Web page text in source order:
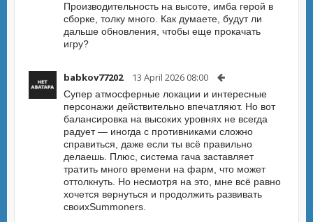
Производительность на высоте, имба герой в
сборке, толку много. Как думаете, будут ли
дальше обновления, чтобы еще прокачать
игру?
babkov77202 13 April 2026 08:00
Супер атмосферные локации и интересные
персонажи действительно впечатляют. Но вот
балансировка на высоких уровнях не всегда
радует — иногда с противниками сложно
справиться, даже если ты всё правильно
делаешь. Плюс, система гача заставляет
тратить много времени на фарм, что может
оттолкнуть. Но несмотря на это, мне всё равно
хочется вернуться и продолжить развивать
своихSummoners.